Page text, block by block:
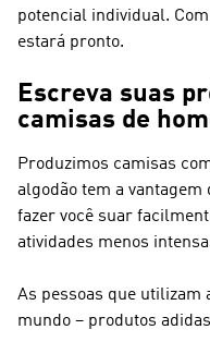
potencial individual.
estará pronto.
Escreva suas
camisas de
Produzimos camisas
algodão tem a vantagem
fazer você suar
atividades menos
As pessoas que utilizam
mundo – produtos